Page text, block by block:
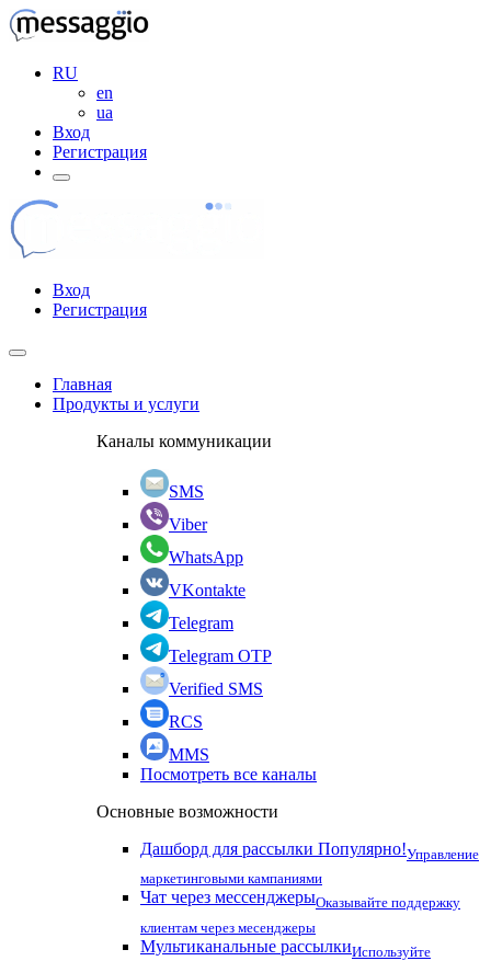
RU
en
ua
Вход
Регистрация
Вход
Регистрация
Главная
Продукты и услуги
Каналы коммуникации
SMS
Viber
WhatsApp
VKontakte
Telegram
Telegram OTP
Verified SMS
RCS
MMS
Посмотреть все каналы
Основные возможности
Дашборд для рассылки Популярно!Управление
маркетинговыми кампаниями
Чат через мессенджерыОказывайте поддержку
клиентам через месенджеры
Мультиканальные рассылкиИспользуйте